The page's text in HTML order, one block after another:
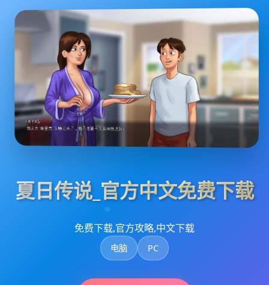
夏日传说_官方中文免费下载
免费下载,官方攻略,中文下载
电脑 PC